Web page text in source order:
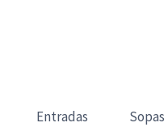
Entradas Sopas